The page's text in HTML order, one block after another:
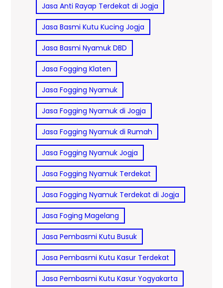
Jasa Anti Rayap Terdekat di Jogja
Jasa Basmi Kutu Kucing Jogja
Jasa Basmi Nyamuk DBD
Jasa Fogging Klaten
Jasa Fogging Nyamuk
Jasa Fogging Nyamuk di Jogja
Jasa Fogging Nyamuk di Rumah
Jasa Fogging Nyamuk Jogja
Jasa Fogging Nyamuk Terdekat
Jasa Fogging Nyamuk Terdekat di Jogja
Jasa Foging Magelang
Jasa Pembasmi Kutu Busuk
Jasa Pembasmi Kutu Kasur Terdekat
Jasa Pembasmi Kutu Kasur Yogyakarta